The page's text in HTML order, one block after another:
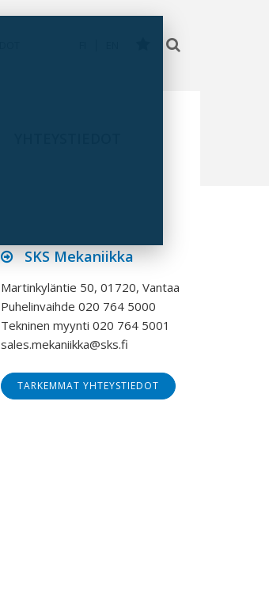
SKS Mekaniikka
Martinkyläntie 50, 01720, Vantaa
Puhelinvaihde 020 764 5000
Tekninen myynti 020 764 5001
sales.mekaniikka@sks.fi
TARKEMMAT YHTEYSTIEDOT